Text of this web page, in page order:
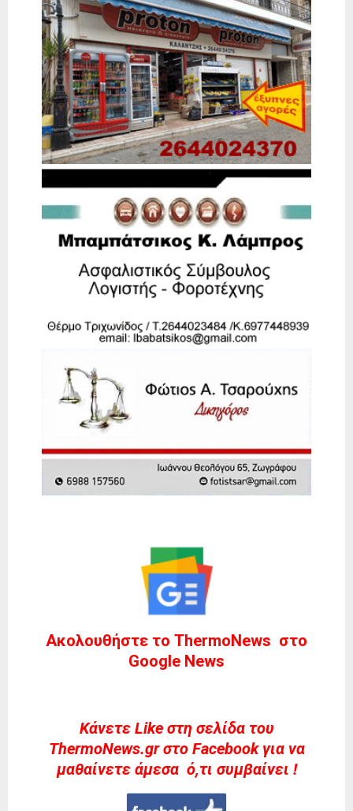
Ακολουθήστε το ThermoNews στο
Google News
Kάνετε Like στη σελίδα του
ThermoNews.gr στο Facebook για να
μαθαίνετε άμεσα ό,τι συμβαίνει !